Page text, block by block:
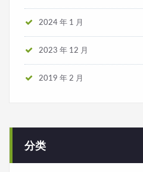
2024 年 1 月
2023 年 12 月
2019 年 2 月
分类